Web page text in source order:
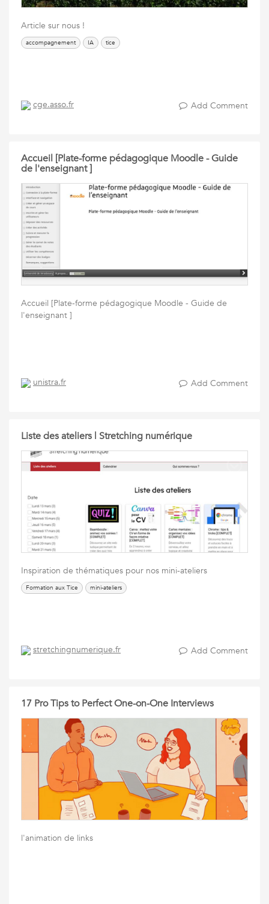
Article sur nous !
accompagnement IA tice
cge.asso.fr Add Comment
Accueil [Plate-forme pédagogique Moodle - Guide
de l'enseignant ]
Accueil [Plate-forme pédagogique Moodle - Guide de
l'enseignant ]
unistra.fr Add Comment
Liste des ateliers | Stretching numérique
Inspiration de thématiques pour nos mini-ateliers
Formation aux Tice mini-ateliers
stretchingnumerique.fr Add Comment
17 Pro Tips to Perfect One-on-One Interviews
l'animation de links